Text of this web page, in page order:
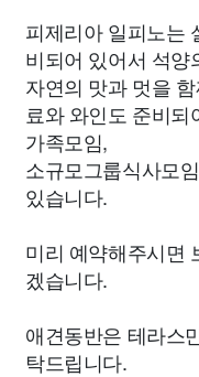
피제리아 일피노는
비되어 있어서 석양
자연의 맛과 멋을
료와 와인도 준비
가족모임,
소규모그룹식사모
있습니다.
미리 예약해주시면
겠습니다.
애견동반은 테라스
탁드립니다.